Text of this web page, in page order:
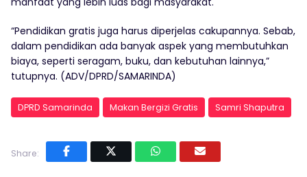
“Pendidikan gratis juga harus diperjelas cakupannya. Sebab,
dalam pendidikan ada banyak aspek yang membutuhkan
biaya, seperti seragam, buku, dan kebutuhan lainnya,”
tutupnya. (ADV/DPRD/SAMARINDA)
DPRD Samarinda Makan Bergizi Gratis Samri Shaputra
Share: